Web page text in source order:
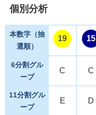
個別分析
本数字（抽
選順）
19 15
6分割グル
ープ
C C
11分割グル
ープ
E D